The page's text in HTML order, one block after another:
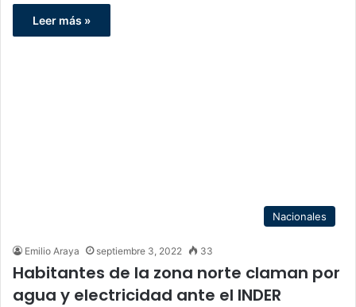
Leer más »
Nacionales
Emilio Araya septiembre 3, 2022 33
Habitantes de la zona norte claman por
agua y electricidad ante el INDER